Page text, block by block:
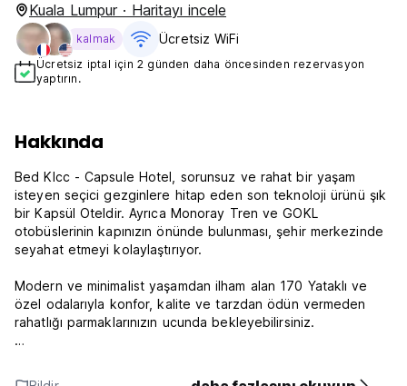
Kuala Lumpur · Haritayı incele
kalmak Ücretsiz WiFi
Ücretsiz iptal için 2 günden daha öncesinden rezervasyon
yaptırın.
Hakkında
Bed Klcc - Capsule Hotel, sorunsuz ve rahat bir yaşam
isteyen seçici gezginlere hitap eden son teknoloji ürünü şık
bir Kapsül Oteldir. Ayrıca Monoray Tren ve GOKL
otobüslerinin kapınızın önünde bulunması, şehir merkezinde
seyahat etmeyi kolaylaştırıyor.
Modern ve minimalist yaşamdan ilham alan 170 Yataklı ve
özel odalarıyla konfor, kalite ve tarzdan ödün vermeden
rahatlığı parmaklarınızın ucunda bekleyebilirsiniz.